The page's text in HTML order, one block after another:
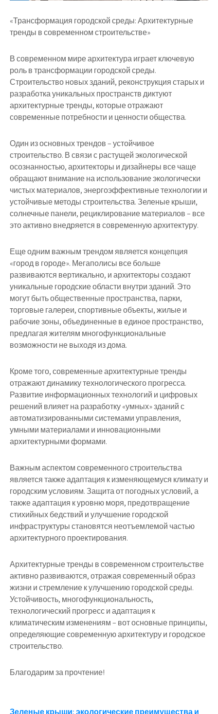
«Трансформация городской среды: Архитектурные
тренды в современном строительстве»
В современном мире архитектура играет ключевую
роль в трансформации городской среды.
Строительство новых зданий, реконструкция старых и
разработка уникальных пространств диктуют
архитектурные тренды, которые отражают
современные потребности и ценности общества.
Один из основных трендов – устойчивое
строительство. В связи с растущей экологической
осознанностью, архитекторы и дизайнеры все чаще
обращают внимание на использование экологически
чистых материалов, энергоэффективные технологии и
устойчивые методы строительства. Зеленые крыши,
солнечные панели, рециклирование материалов – все
это активно внедряется в современную архитектуру.
Еще одним важным трендом является концепция
«город в городе». Мегаполисы все больше
развиваются вертикально, и архитекторы создают
уникальные городские области внутри зданий. Это
могут быть общественные пространства, парки,
торговые галереи, спортивные объекты, жилые и
рабочие зоны, объединенные в единое пространство,
предлагая жителям многофункциональные
возможности не выходя из дома.
Кроме того, современные архитектурные тренды
отражают динамику технологического прогресса.
Развитие информационных технологий и цифровых
решений влияет на разработку «умных» зданий с
автоматизированными системами управления,
умными материалами и инновационными
архитектурными формами.
Важным аспектом современного строительства
является также адаптация к изменяющемуся климату и
городским условиям. Защита от погодных условий, а
также адаптация к уровню моря, предотвращение
стихийных бедствий и улучшение городской
инфраструктуры становятся неотъемлемой частью
архитектурного проектирования.
Архитектурные тренды в современном строительстве
активно развиваются, отражая современный образ
жизни и стремление к улучшению городской среды.
Устойчивость, многофункциональность,
технологический прогресс и адаптация к
климатическим изменениям – вот основные принципы,
определяющие современную архитектуру и городское
строительство.
Благодарим за прочтение!
Зеленые крыши: экологические преимущества и